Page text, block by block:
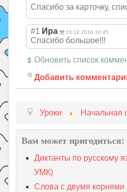
Спасибо за карточку,
#1 Ира 15.12.2016 10:45
Спасибо большое!!!
Обновить список
Добавить
Уроки Начальная
Вам может пригодиться:
Диктанты по русскому
УМК)
Слова с двумя